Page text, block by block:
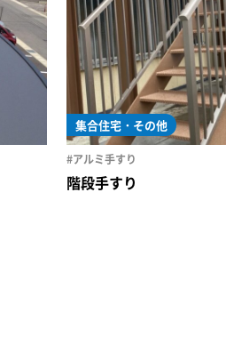
集合住宅・その他
#アルミ手すり
階段手すり